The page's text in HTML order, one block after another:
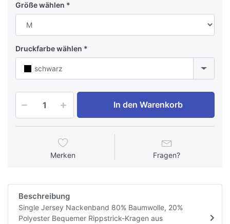
Größe wählen
Druckfarbe wählen
schwarz
In den Warenkorb
Merken Fragen?
Beschreibung
Single Jersey Nackenband 80% Baumwolle, 20%
Polyester Bequemer Rippstrick-Kragen aus